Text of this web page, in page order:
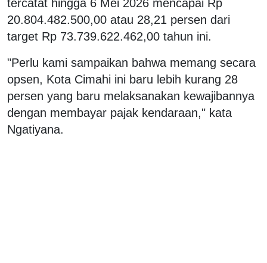
tercatat hingga 6 Mei 2026 mencapai Rp
20.804.482.500,00 atau 28,21 persen dari
target Rp 73.739.622.462,00 tahun ini.
"Perlu kami sampaikan bahwa memang secara
opsen, Kota Cimahi ini baru lebih kurang 28
persen yang baru melaksanakan kewajibannya
dengan membayar pajak kendaraan," kata
Ngatiyana.